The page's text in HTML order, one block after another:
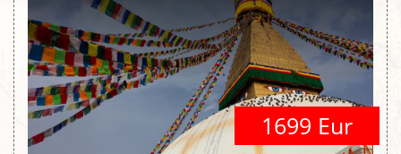
1699 Eur